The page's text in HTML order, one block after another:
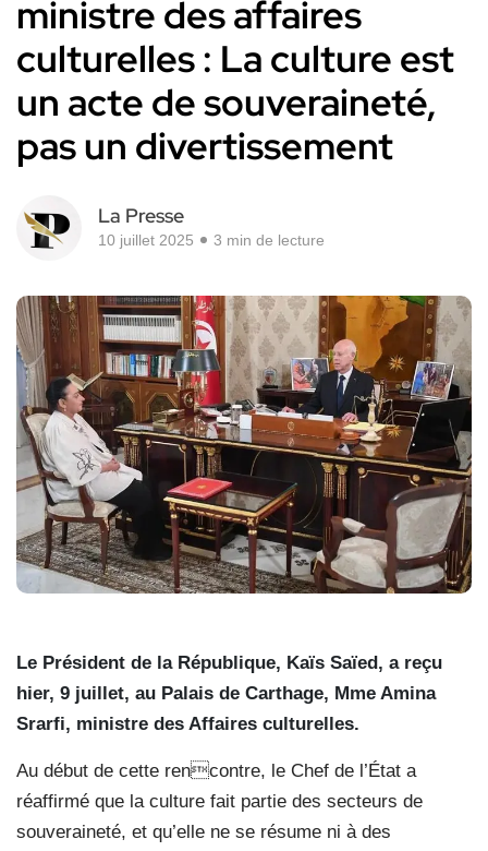
ministre des affaires
culturelles : La culture est
un acte de souveraineté,
pas un divertissement
La Presse
10 juillet 2025 3 min de lecture
Le Président de la République, Kaïs Saïed, a reçu
hier, 9 juillet, au Palais de Carthage, Mme Amina
Srarfi, ministre des Affaires culturelles.
Au début de cette rencontre, le Chef de l’État a
réaffirmé que la culture fait partie des secteurs de
souveraineté, et qu’elle ne se résume ni à des